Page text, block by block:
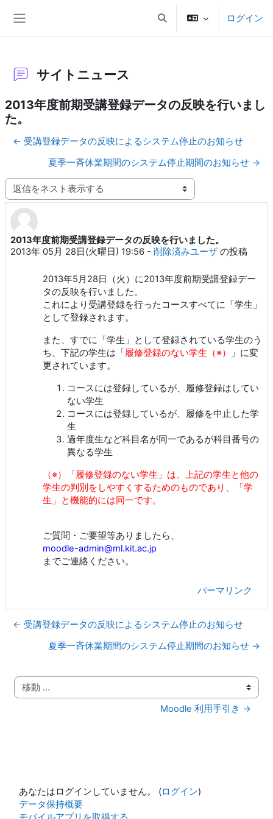
検索入力に切り替えるログイン
サイトニュース
2013年度前期受講登録データの反映を行いまし
た。
← 受講登録データの反映によるシステム停止のお知らせ
夏季一斉休業期間のシステム停止期間のお知らせ →
表示モード
2013年度前期受講登録データの反映を行いました。
2013年 05月 28日(火曜日) 19:56 - 削除済みユーザ の投稿
返信数: 0
2013年5月28日（火）に2013年度前期受講登録デー
タの反映を行いました。
これにより受講登録を行ったコースすべてに「学生」
として登録されます。
また、すでに「学生」として登録されている学生のう
ち、下記の学生は「 履修登録のない学生（※）
」に変
更されています。
コースには登録しているが、履修登録はしてい
ない学生
コースには登録しているが、履修を中止した学
生
過年度生など科目名が同一であるが科目番号の
異なる学生
（※）「履修登録のない学生」は、上記の学生と他の
学生の判別をしやすくするためのものであり、「学
生」と機能的には同一です。
ご質問・ご要望等ありましたら、
moodle-admin@ml.kit.ac.jp
までご連絡ください。
パーマリンク
← 受講登録データの反映によるシステム停止のお知らせ
夏季一斉休業期間のシステム停止期間のお知らせ →
移動 ...
Moodle 利用手引き →
あなたはログインしていません。 (ログイン)
データ保持概要